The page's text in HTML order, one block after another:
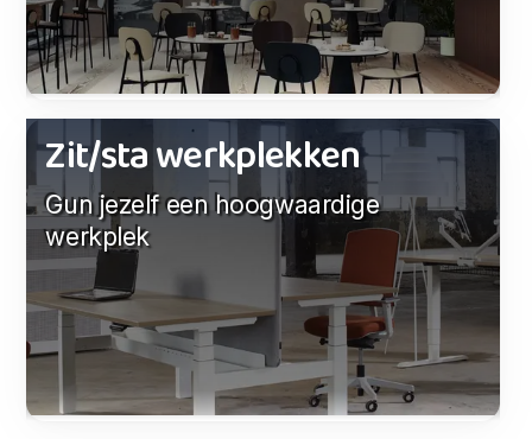
Zit/sta werkplekken
Gun jezelf een hoogwaardige
werkplek